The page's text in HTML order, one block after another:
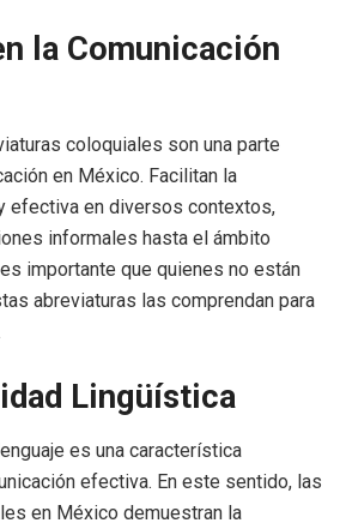
la Comunicación
coloquiales son una parte
en México. Facilitan la
efectiva en diversos contextos,
informales hasta el ámbito
importante que quienes no están
abreviaturas las comprendan para
Lingüística
es una característica
efectiva. En este sentido, las
en México demuestran la